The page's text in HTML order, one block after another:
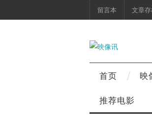
留言本 文章
首页 映
推荐电影